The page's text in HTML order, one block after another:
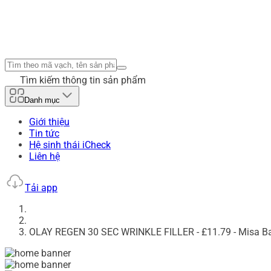
Tìm kiếm thông tin sản phẩm
Danh mục
Giới thiệu
Tin tức
Hệ sinh thái iCheck
Liên hệ
Tải app
OLAY REGEN 30 SEC WRINKLE FILLER - £11.79 - Misa